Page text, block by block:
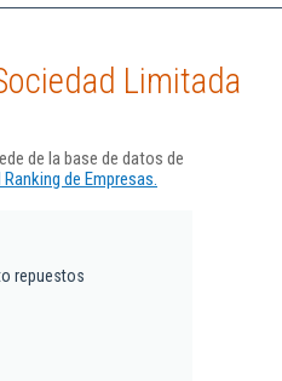
Limitada
de la base de datos de
de Empresas.
repuestos